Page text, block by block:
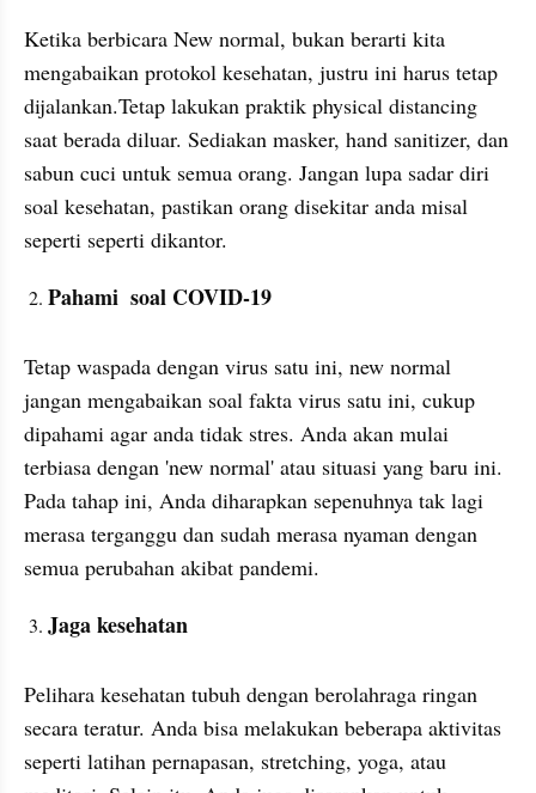
Ketika berbicara New normal, bukan berarti kita
mengabaikan protokol kesehatan, justru ini harus tetap
dijalankan.Tetap lakukan praktik physical distancing
saat berada diluar. Sediakan masker, hand sanitizer, dan
sabun cuci untuk semua orang. Jangan lupa sadar diri
soal kesehatan, pastikan orang disekitar anda misal
seperti seperti dikantor.
Pahami  soal COVID-19
Tetap waspada dengan virus satu ini, new normal
jangan mengabaikan soal fakta virus satu ini, cukup
dipahami agar anda tidak stres. Anda akan mulai
terbiasa dengan 'new normal' atau situasi yang baru ini.
Pada tahap ini, Anda diharapkan sepenuhnya tak lagi
merasa terganggu dan sudah merasa nyaman dengan
semua perubahan akibat pandemi.
Jaga kesehatan
Pelihara kesehatan tubuh dengan berolahraga ringan
secara teratur. Anda bisa melakukan beberapa aktivitas
seperti latihan pernapasan, stretching, yoga, atau